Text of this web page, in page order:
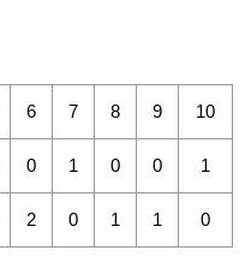
6 7 8 9 10
0 1 0 0 1
2 0 1 1 0